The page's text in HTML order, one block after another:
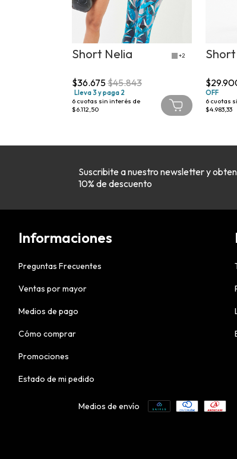
Short Nelia +2
$36.675$45.843
Lleva 3 y paga 2
6 cuotas sin interés de
$6.112,50
OFF
6 cuotas
$4.983,33
Suscribite a nuestro newsletter y
10% de descuento
Informaciones
Preguntas Frecuentes
Ventas por mayor
Medios de pago
Cómo comprar
Promociones
Estado de mi pedido
Medios de envío